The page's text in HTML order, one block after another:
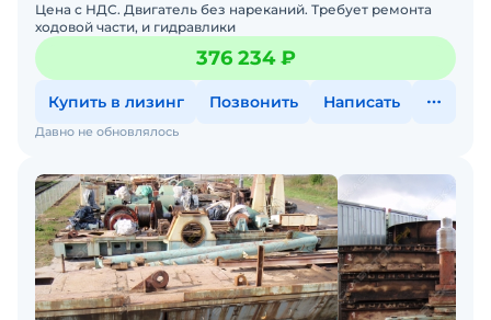
Цена с НДС. Двигатель без нареканий. Требует ремонта
ходовой части, и гидравлики
376 234 ₽
Купить в лизинг Позвонить Написать
Давно не обновлялось